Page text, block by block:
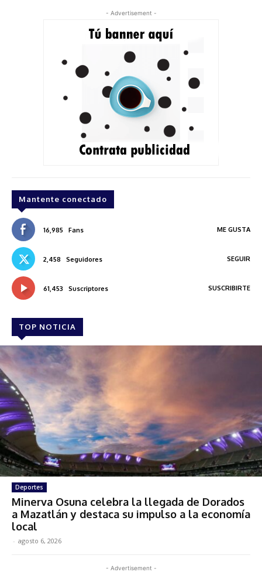
- Advertisement -
Mantente conectado
16,985 Fans ME GUSTA
2,458 Seguidores SEGUIR
61,453 Suscriptores SUSCRIBIRTE
TOP NOTICIA
Deportes
Minerva Osuna celebra la llegada de Dorados
a Mazatlán y destaca su impulso a la economía
local
- agosto 6, 2026
- Advertisement -